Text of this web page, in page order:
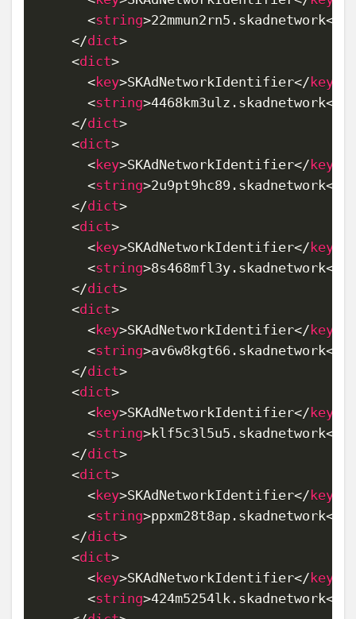
<string>22mmun2rn5.skadnetwork</
</dict>
<dict>
<key>SKAdNetworkIdentifier</ key
<string>4468km3ulz.skadnetwork</
</dict>
<dict>
<key>SKAdNetworkIdentifier</ key
<string>2u9pt9hc89.skadnetwork</
</dict>
<dict>
<key>SKAdNetworkIdentifier</ key
<string>8s468mfl3y.skadnetwork</
</dict>
<dict>
<key>SKAdNetworkIdentifier</ key
<string>av6w8kgt66.skadnetwork</
</dict>
<dict>
<key>SKAdNetworkIdentifier</ key
<string>klf5c3l5u5.skadnetwork</
</dict>
<dict>
<key>SKAdNetworkIdentifier</ key
<string>ppxm28t8ap.skadnetwork</
</dict>
<dict>
<key>SKAdNetworkIdentifier</ key
<string>424m5254lk.skadnetwork</